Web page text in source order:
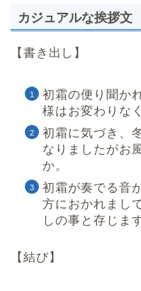
カジュアルな挨拶文
【書き出し】
初霜の便り聞か
様はお変わりな
初霜に気づき、
なりましたがお
か。
初霜が奏でる音
方におかれまし
しの事と存じま
【結び】